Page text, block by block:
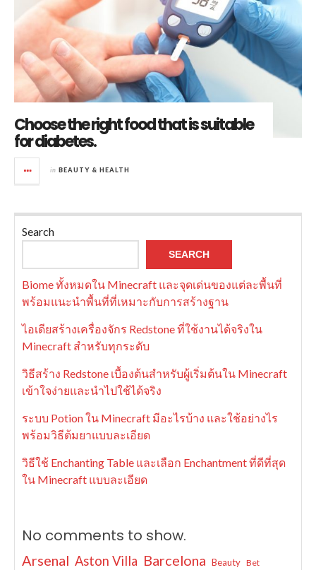
Choose the right food that is suitable
for diabetes.
in BEAUTY & HEALTH
Search
SEARCH
Biome ทั้งหมดใน Minecraft และจุดเด่นของแต่ละพื้นที่
พร้อมแนะนำพื้นที่ที่เหมาะกับการสร้างฐาน
ไอเดียสร้างเครื่องจักร Redstone ที่ใช้งานได้จริงใน
Minecraft สำหรับทุกระดับ
วิธีสร้าง Redstone เบื้องต้นสำหรับผู้เริ่มต้นใน Minecraft
เข้าใจง่ายและนำไปใช้ได้จริง
ระบบ Potion ใน Minecraft มีอะไรบ้าง และใช้อย่างไร
พร้อมวิธีต้มยาแบบละเอียด
วิธีใช้ Enchanting Table และเลือก Enchantment ที่ดีที่สุด
ใน Minecraft แบบละเอียด
No comments to show.
Arsenal Aston Villa Barcelona Beauty Bet